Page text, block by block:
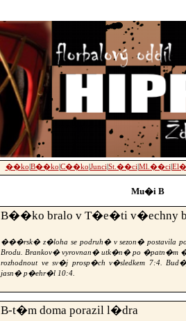
��ko|B��ko|C��ko|Junci|St.��ci|Ml.��ci|
Mu�i B
B��ko bralo v T�e�ti v�echny
���rsk� z�loha se podruh� v sezon� postavila
Brodu. Brankov� vyrovnan� utk�n� po �patn�m
rozhodnout ve sv�j prosp�ch v�sledkem 7:4.
jasn� p�ehr�l 10:4.
B-t�m doma porazil l�dra